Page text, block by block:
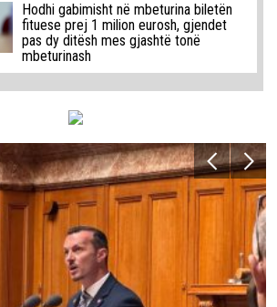
Hodhi gabimisht në mbeturina biletën
fituese prej 1 milion eurosh, gjendet
pas dy ditësh mes gjashtë tonë
mbeturinash